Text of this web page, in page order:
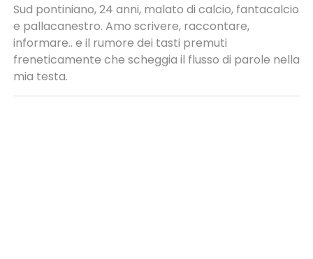
Sud pontiniano, 24 anni, malato di calcio, fantacalcio
e pallacanestro. Amo scrivere, raccontare,
informare.. e il rumore dei tasti premuti
freneticamente che scheggia il flusso di parole nella
mia testa.